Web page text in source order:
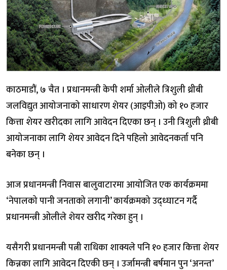
काठमाडौं, ७ चैत । प्रधानमन्त्री केपी शर्मा ओलीले त्रिशुली थ्रीबी
जलविद्युत आयोजनाको साधारण शेयर (आइपीओ) को १० हजार
कित्ता शेयर खरीदका लागि आवेदन दिएका छन् । उनी त्रिशुली थ्रीबी
आयोजनाका लागि शेयर आवेदन दिने पहिलो आवेदनकर्ता पनि
बनेका छन् ।
आज प्रधानमन्त्री निवास बालुवाटारमा आयोजित एक कार्यक्रममा
‘नेपालको पानी जनताको लगानी’ कार्यक्रमको उद्ध्घाटन गर्दै
प्रधानमन्त्री ओलीले शेयर खरीद गरेका हुन् ।
यसैगरी प्रधानमन्त्री पत्नी राधिका शाक्यले पनि १० हजार कित्ता शेयर
किन्नका लागि आवेदन दिएकी छन् । उर्जामन्त्री बर्षमान पुन ‘अनन्त’